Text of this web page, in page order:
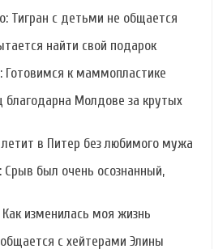
Тигран с детьми не общается
найти свой подарок
Готовимся к маммопластике
благодарна Молдове за крутых
в Питер без любимого мужа
Срыв был очень осознанный,
изменилась моя жизнь
с хейтерами Элины